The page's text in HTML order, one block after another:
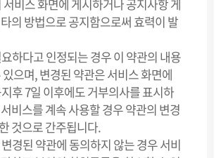
비스 화면에 게시하거나 공지사항 게
의 방법으로 공지함으로써 효력이 발
하다고 인정되는 경우 이 약관의 내용
으며, 변경된 약관은 서비스 화면에
후 7일 이후에도 거부의사를 표시하
비스를 계속 사용할 경우 약관의 변경
것으로 간주됩니다.
경된 약관에 동의하지 않는 경우 서비